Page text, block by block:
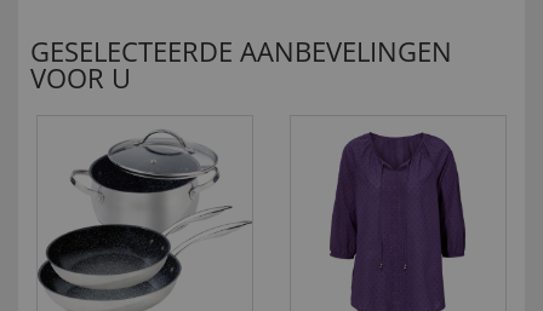
GESELECTEERDE AANBEVELINGEN
VOOR U